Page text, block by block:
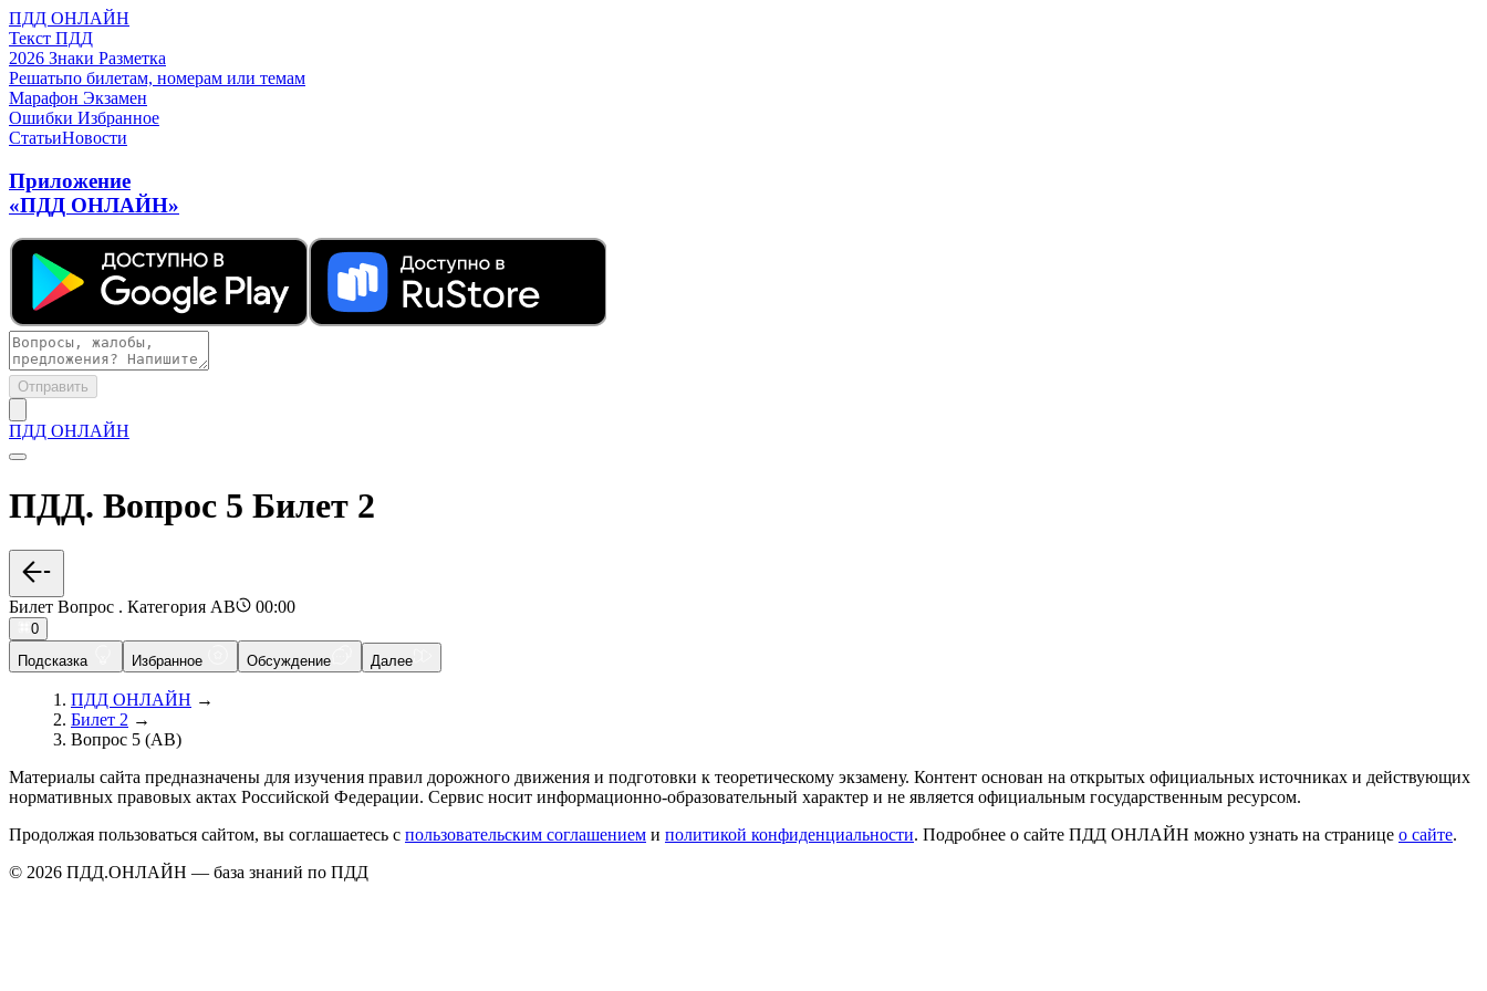
ПДД ОНЛАЙН
Текст ПДД
2026 Знаки Разметка
Решатьпо билетам, номерам или темам
Марафон Экзамен
Ошибки Избранное
СтатьиНовости
Приложение
«ПДД ОНЛАЙН»
Отправить
ПДД ОНЛАЙН
ПДД. Вопрос 5 Билет 2
Билет Вопрос . Категория AB 00:00
0
Подсказка
Избранное Обсуждение Далее
ПДД ОНЛАЙН →
Билет 2 →
Вопрос 5 (AB)
Материалы сайта предназначены для изучения правил дорожного движения и подготовки к теоретическому экзамену. Контент основан на открытых официальных источниках и действующих
нормативных правовых актах Российской Федерации. Сервис носит информационно-образовательный характер и не является официальным государственным ресурсом.
Продолжая пользоваться сайтом, вы соглашаетесь с пользовательским соглашением и политикой конфиденциальности. Подробнее о сайте ПДД ОНЛАЙН можно узнать на странице о сайте.
© 2026 ПДД.ОНЛАЙН — база знаний по ПДД